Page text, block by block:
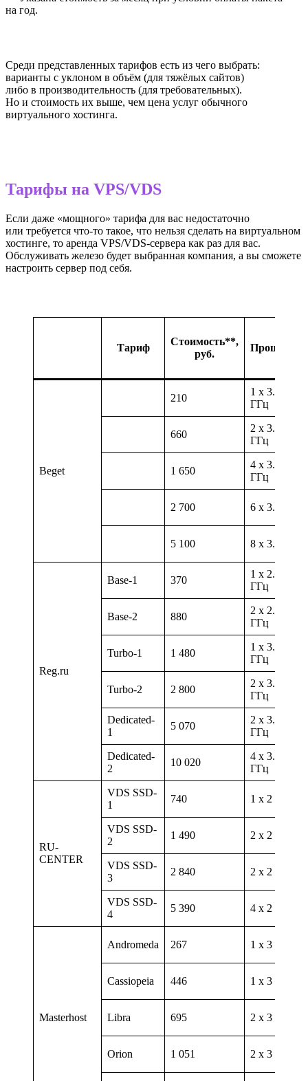
на год.
Среди представленных тарифов есть из чего выбрать:
варианты с уклоном в объём (для тяжёлых сайтов)
либо в производительность (для требовательных).
Но и стоимость их выше, чем цена услуг обычного
виртуального хостинга.
Тарифы на VPS/VDS
Если даже «мощного» тарифа для вас недостаточно
или требуется что-то такое, что нельзя сделать на виртуальном
хостинге, то аренда VPS/VDS-сервера как раз для вас.
Обслуживать железо будет выбранная компания, а вы сможете
настроить сервер под себя.
Тариф
Стоимость**,
руб.
Процессор
Beget
210
1 х 3.20
ГГц
660
2 х 3.20
ГГц
1 650
4 х 3.20
ГГц
2 700 6 х 3.20 ГГ
5 100 8 х 3.20 ГГ
Reg.ru
Base-1 370
1 х 2.20
ГГц
Base-2 880
2 х 2.20
ГГц
Turbo-1 1 480
1 х 3.70
ГГц
Turbo-2 2 800
2 х 3.70
ГГц
Dedicated-
1
5 070
2 х 3.70
ГГц
Dedicated-
2
10 020
4 х 3.70
ГГц
RU-
CENTER
VDS SSD-
1
740 1 х 2 ГГц
VDS SSD-
2
1 490 2 х 2 ГГц
VDS SSD-
3
2 840 2 х 2 ГГц
VDS SSD-
4
5 390 4 х 2 ГГц
Masterhost
Andromeda 267 1 х 3 ГГц
Cassiopeia 446 1 х 3 ГГц
Libra 695 2 х 3 ГГц
Orion 1 051 2 х 3 ГГц